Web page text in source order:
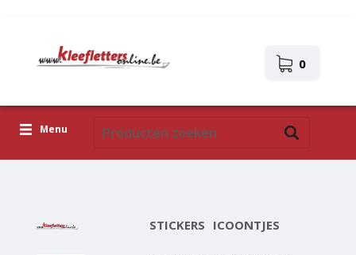
0
Menu
STICKERS ICOONTJES